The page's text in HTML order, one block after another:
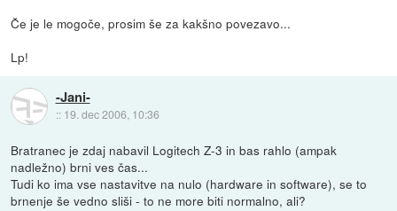
Če je le mogoče, prosim še za kakšno povezavo...
Lp!
-Jani-
:: 19. dec 2006, 10:36
Bratranec je zdaj nabavil Logitech Z-3 in bas rahlo (ampak
nadležno) brni ves čas...
Tudi ko ima vse nastavitve na nulo (hardware in software), se to
brnenje še vedno sliši - to ne more biti normalno, ali?